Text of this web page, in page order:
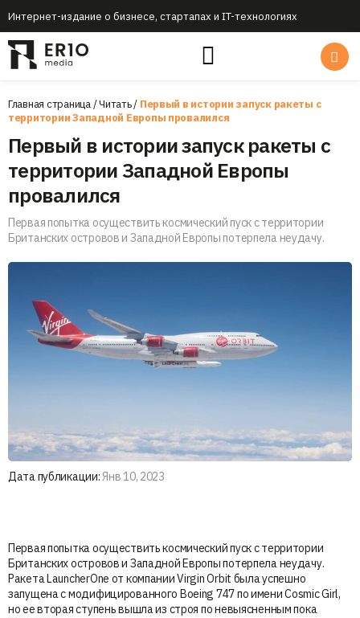
Интернет-издание о бизнесе, стартапах и IT-технологиях
Главная страница/Читать/ Первый в истории запуск ракеты с
территории Западной Европы провалился
Первый в истории запуск ракеты с
территории Западной Европы
провалился
Первая попытка осуществить космический пуск с территории
Британских островов и Западной Европы потерпела неудачу.
Дата публикации:Янв 10, 2023
Первая попытка осуществить космический пуск с территории
Британских островов и Западной Европы потерпела неудачу.
Ракета LauncherOne от компании Virgin Orbit была успешно
запущена с модифицированного Boeing 747 по имени Cosmic Girl,
но ее вторая ступень вышла из строя по невыясненным пока